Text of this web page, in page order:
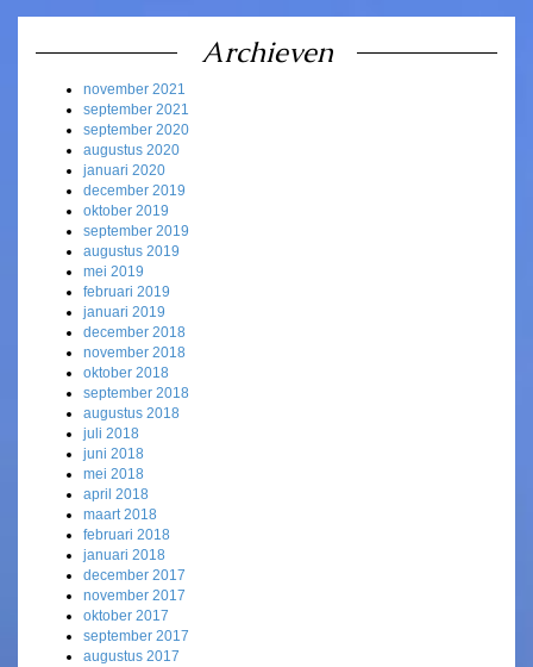
Archieven
november 2021
september 2021
september 2020
augustus 2020
januari 2020
december 2019
oktober 2019
september 2019
augustus 2019
mei 2019
februari 2019
januari 2019
december 2018
november 2018
oktober 2018
september 2018
augustus 2018
juli 2018
juni 2018
mei 2018
april 2018
maart 2018
februari 2018
januari 2018
december 2017
november 2017
oktober 2017
september 2017
augustus 2017